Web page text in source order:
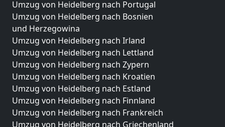
Umzug von Heidelberg nach Portugal
Umzug von Heidelberg nach Bosnien
und Herzegowina
Umzug von Heidelberg nach Irland
Umzug von Heidelberg nach Lettland
Umzug von Heidelberg nach Zypern
Umzug von Heidelberg nach Kroatien
Umzug von Heidelberg nach Estland
Umzug von Heidelberg nach Finnland
Umzug von Heidelberg nach Frankreich
Umzug von Heidelberg nach Griechenland